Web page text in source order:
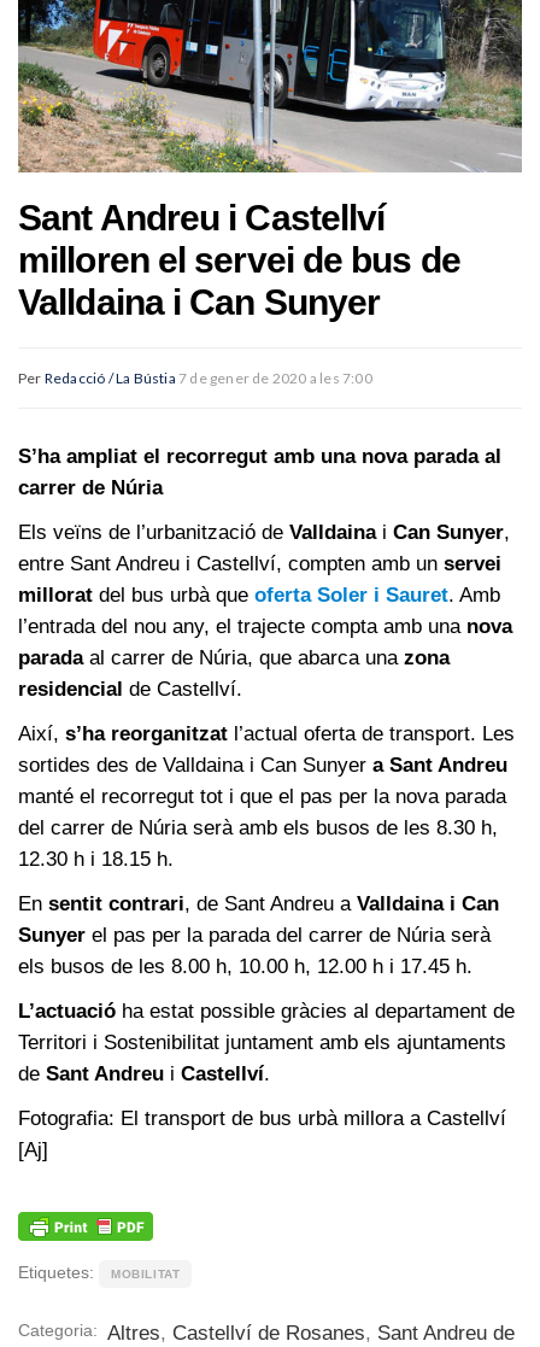
Sant Andreu i Castellví
milloren el servei de bus de
Valldaina i Can Sunyer
Per Redacció / La Bústia 7 de gener de 2020 a les 7:00
S’ha ampliat el recorregut amb una nova parada al
carrer de Núria
Els veïns de l’urbanització de Valldainai Can Sunyer,
entre Sant Andreu i Castellví, compten amb un servei
millorat del bus urbà que oferta Soler i Sauret. Amb
l’entrada del nou any, el trajecte compta amb una nova
paradaal carrer de Núria, que abarca una zona
residencial de Castellví.
Així, s’ha reorganitzat l’actual oferta de transport. Les
sortides des de Valldaina i Can Sunyer a Sant Andreu
manté el recorregut tot i que el pas per la nova parada
del carrer de Núria serà amb els busos de les 8.30 h,
12.30 h i 18.15 h.
En sentit contrari, de Sant Andreu a Valldaina i Can
Sunyer el pas per la parada del carrer de Núria serà
els busos de les 8.00 h, 10.00 h, 12.00 h i 17.45 h.
L’actuació ha estat possible gràcies al departament de
Territori i Sostenibilitat juntament amb els ajuntaments
de Sant Andreu i Castellví.
Fotografia: El transport de bus urbà millora a Castellví
[Aj]
Etiquetes: MOBILITAT
Categoria: Altres, Castellví de Rosanes, Sant Andreu de